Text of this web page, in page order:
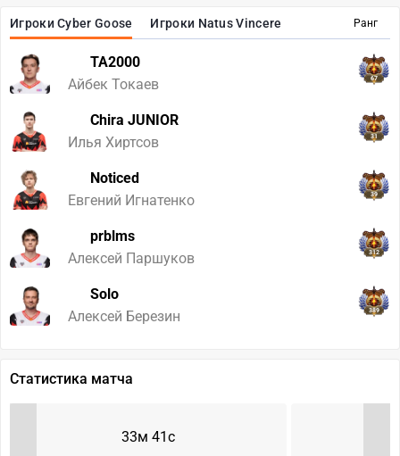
Ранг
Игроки Cyber Goose Игроки Natus Vincere
TA2000
Айбек Токаев
67
Chira JUNIOR
Илья Хиртсов
31
Noticed
Евгений Игнатенко
39
prblms
Алексей Паршуков
312
Solo
Алексей Березин
389
Статистика матча
33м 41с